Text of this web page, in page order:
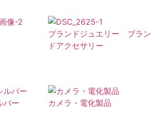
ブランドジュエリー ブラン
ドアクセサリー
バー カメラ・電化製品